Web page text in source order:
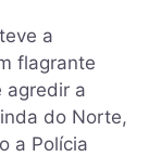
a
flagrante
agredir a
do Norte,
a Polícia